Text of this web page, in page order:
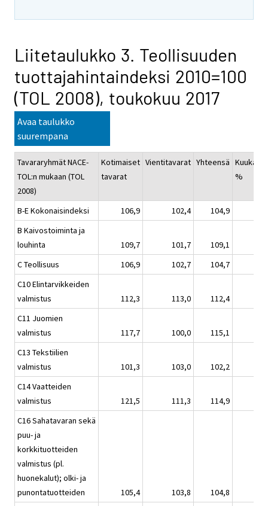
Liitetaulukko 3. Teollisuuden
tuottajahintaindeksi 2010=100
(TOL 2008), toukokuu 2017
Avaa taulukko
suurempana
Tavararyhmät NACE-
TOL:n mukaan (TOL
2008)
Kotimaiset
tavarat
Vientitavarat Yhteensä
%
B-E Kokonaisindeksi 106,9 102,4
104,9
B Kaivostoiminta ja
louhinta
109,7 101,7
109,1
C Teollisuus
106,9 102,7
104,7
C10 Elintarvikkeiden
valmistus
112,3 113,0
112,4
C11 Juomien
valmistus
117,7 100,0
115,1
C13 Tekstiilien
valmistus
101,3 103,0
102,2
C14 Vaatteiden
valmistus
121,5 111,3
114,9
C16 Sahatavaran sekä
puu- ja
korkkituotteiden
valmistus (pl.
huonekalut); olki- ja
punontatuotteiden
105,4 103,8
104,8